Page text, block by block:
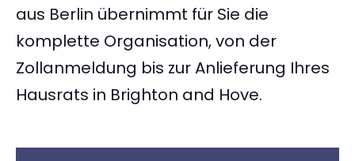
aus Berlin übernimmt für Sie die
komplette Organisation, von der
Zollanmeldung bis zur Anlieferung Ihres
Hausrats in Brighton and Hove.